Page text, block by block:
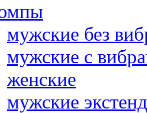
мужские без
мужские с
женские
мужские